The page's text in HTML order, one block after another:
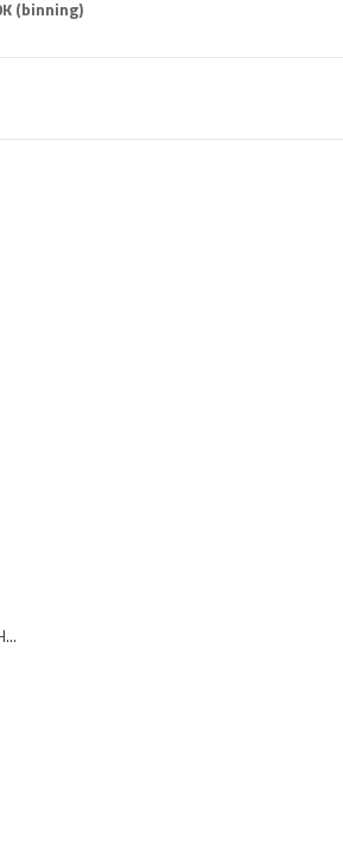
(binning)